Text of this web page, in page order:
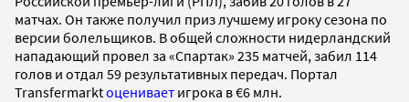
матчах. Он также получил приз лучшему игроку сезона по
версии болельщиков. В общей сложности нидерландский
нападающий провел за «Спартак» 235 матчей, забил 114
голов и отдал 59 результативных передач. Портал
Transfermarktоценивает игрока в €6 млн.